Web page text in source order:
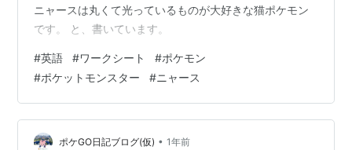
ニャースは丸くて光っているものが大好きな猫ポケモン
です。 と、書いています。
#英語 #ワークシート #ポケモン
#ポケットモンスター #ニャース
ポケGO日記ブログ(仮) • 1年前